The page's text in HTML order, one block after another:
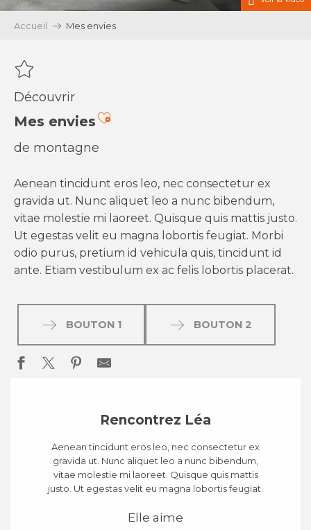
Accueil Mes envies
Découvrir
Mes enviesAjouter aux favoris
de montagne
Aenean tincidunt eros leo, nec consectetur ex
gravida ut. Nunc aliquet leo a nunc bibendum,
vitae molestie mi laoreet. Quisque quis mattis justo.
Ut egestas velit eu magna lobortis feugiat. Morbi
odio purus, pretium id vehicula quis, tincidunt id
ante. Etiam vestibulum ex ac felis lobortis placerat.
BOUTON 1 BOUTON 2
Rencontrez Léa
Aenean tincidunt eros leo, nec consectetur ex
gravida ut. Nunc aliquet leo a nunc bibendum,
vitae molestie mi laoreet. Quisque quis mattis
justo. Ut egestas velit eu magna lobortis feugiat.
Elle aime